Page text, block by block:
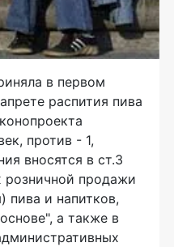
в первом
распития пива
против - 1,
вносятся в ст.3
розничной продажи
пива и напитков,
а также в